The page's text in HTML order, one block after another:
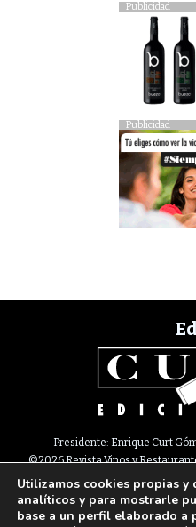
Publicidad
Publicidad
Presidente: Enrique Curt
©2026 Revista Vinos y
Newsletter Nota legal
Paseo de Gracia, 63. 1º 2ª. 08008
Utilizamos cookies propias y
analíticos y para mostrarle
base a un perfil elaborado a